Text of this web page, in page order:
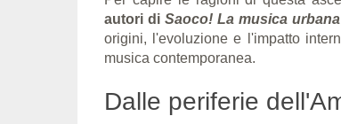
autori di Saoco! La musica
origini, l'evoluzione e l'impatto
musica contemporanea.
Dalle periferie